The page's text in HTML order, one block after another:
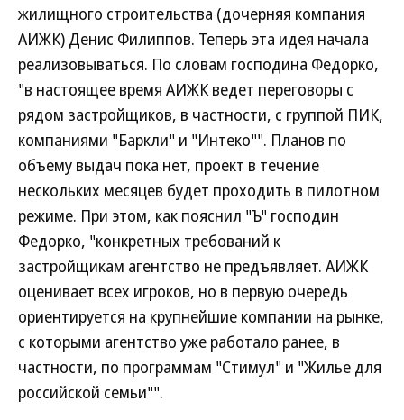
жилищного строительства (дочерняя компания
АИЖК) Денис Филиппов. Теперь эта идея начала
реализовываться. По словам господина Федорко,
"в настоящее время АИЖК ведет переговоры с
рядом застройщиков, в частности, с группой ПИК,
компаниями "Баркли" и "Интеко"". Планов по
объему выдач пока нет, проект в течение
нескольких месяцев будет проходить в пилотном
режиме. При этом, как пояснил "Ъ" господин
Федорко, "конкретных требований к
застройщикам агентство не предъявляет. АИЖК
оценивает всех игроков, но в первую очередь
ориентируется на крупнейшие компании на рынке,
с которыми агентство уже работало ранее, в
частности, по программам "Стимул" и "Жилье для
российской семьи"".